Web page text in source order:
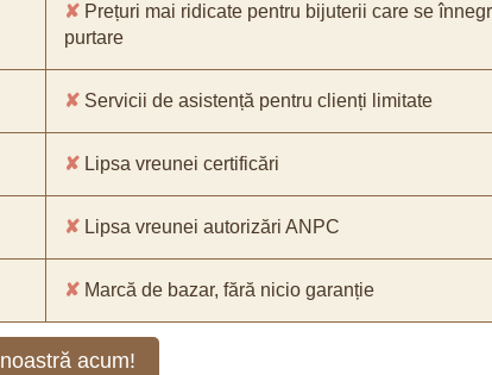
✘ Prețuri mai ridicate pentru bijuterii care se
purtare
✘ Servicii de asistență pentru clienți limitate
✘ Lipsa vreunei certificări
✘ Lipsa vreunei autorizări ANPC
✘ Marcă de bazar, fără nicio garanție
acum!